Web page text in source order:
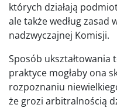
których działają
ale także według zasad
nadzwyczajnej Komisji.
Sposób ukształtowania
praktyce mogłaby ona
rozpoznaniu
że grozi arbitralnością